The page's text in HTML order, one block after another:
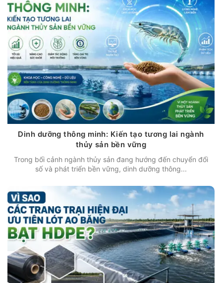
Dinh dưỡng thông minh: Kiến tạo tương lai ngành
thủy sản bền vững
Trong bối cảnh ngành thủy sản đang hướng đến chuyển đổi
số và phát triển bền vững, dinh dưỡng thông...